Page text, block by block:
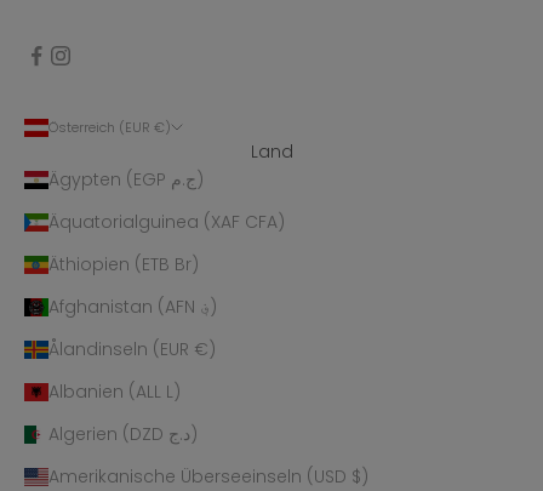
Österreich (EUR €)
Land
Ägypten (EGP ج.م)
Äquatorialguinea (XAF CFA)
Äthiopien (ETB Br)
Afghanistan (AFN ؋)
Ålandinseln (EUR €)
Albanien (ALL L)
Algerien (DZD د.ج)
Amerikanische Überseeinseln (USD $)